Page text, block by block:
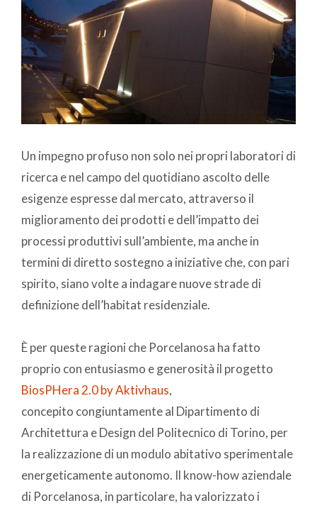
Un impegno profuso non solo nei propri laboratori di
ricerca e nel campo del quotidiano ascolto delle
esigenze espresse dal mercato, attraverso il
miglioramento dei prodotti e dell’impatto dei
processi produttivi sull’ambiente, ma anche in
termini di diretto sostegno a iniziative che, con pari
spirito, siano volte a indagare nuove strade di
definizione dell’habitat residenziale.
È per queste ragioni che Porcelanosa ha fatto
proprio con entusiasmo e generosità il progetto
BiosPHera 2.0 by Aktivhaus,
concepito congiuntamente al Dipartimento di
Architettura e Design del Politecnico di Torino, per
la realizzazione di un modulo abitativo sperimentale
energeticamente autonomo. Il know-how aziendale
di Porcelanosa, in particolare, ha valorizzato i